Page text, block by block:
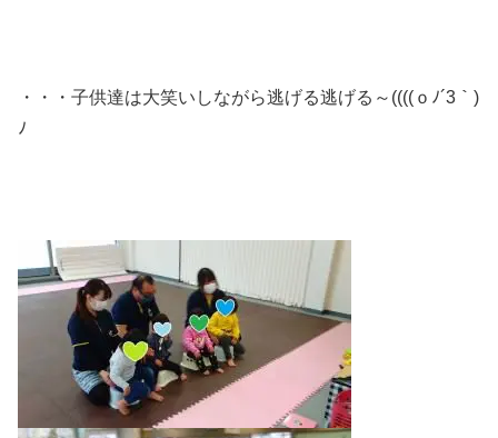
・・・子供達は大笑いしながら逃げる逃げる～((((ｏﾉ´3｀)
ﾉ